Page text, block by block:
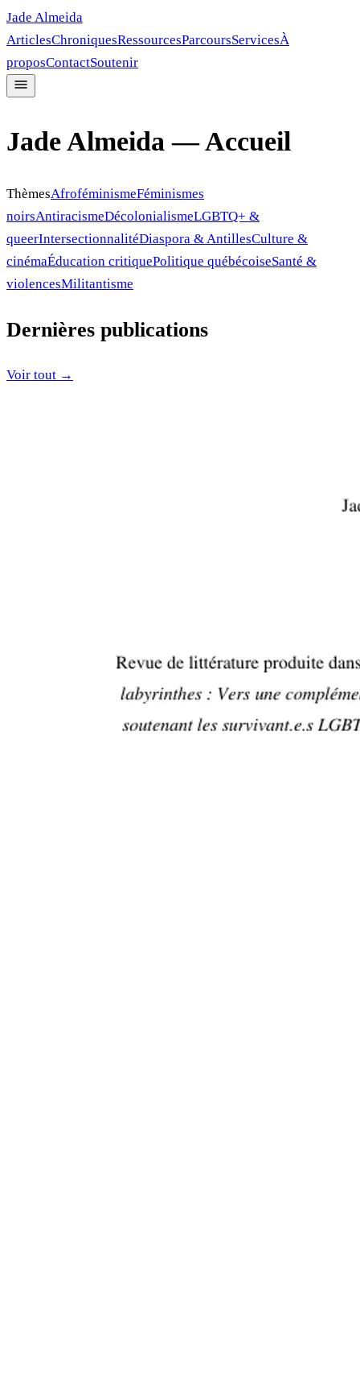
Jade Almeida
ArticlesChroniquesRessourcesParcoursServicesÀ
proposContactSoutenir
Jade Almeida — Accueil
ThèmesAfroféminismeFéminismes
noirsAntiracismeDécolonialismeLGBTQ+ &
queerIntersectionnalitéDiaspora & AntillesCulture &
cinémaÉducation critiquePolitique québécoiseSanté &
violencesMilitantisme
Dernières publications
Voir tout →